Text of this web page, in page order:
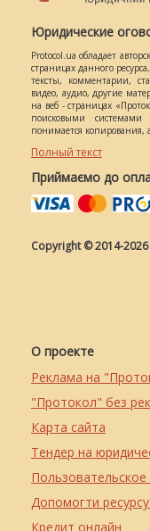
Юридические
Protocol.ua обладает
страницах данного
тексты, комментарии,
видео, аудио, другие
на веб - страницах
поисковыми системами
понимается
Полный текст
Приймаємо до
Copyright © 2014-
О проекте
Реклама на
"Протокол" без
Карта сайта
Тендер на
Допомогти
Кредит онлайн